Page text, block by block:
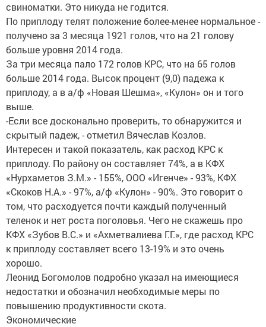
свиноматки. Это никуда не годится.
По приплоду телят положение более-менее нормальное -
получено за 3 месяца 1921 голов, что на 21 голову
больше уровня 2014 года.
За три месяца пало 172 голов КРС, что на 65 голов
больше 2014 года. Высок процент (9,0) падежа к
приплоду, а в а/ф «Новая Шешма», «Кулон» он и того
выше.
-Если все досконально проверить, то обнаружится и
скрытый падеж, - отметил Вячеслав Козлов.
Интересен и такой показатель, как расход КРС к
приплоду. По району он составляет 74%, а в КФХ
«Нурхаметов З.М.» - 155%, ООО «Игенче» - 93%, КФХ
«Скоков Н.А.» - 97%, а/ф «Кулон» - 90%. Это говорит о
том, что расходуется почти каждый полученный
теленок и нет роста поголовья. Чего не скажешь про
КФХ «Зубов В.С.» и «Ахметвалиева Г.Г.», где расход КРС
к приплоду составляет всего 13-19% и это очень
хорошо.
Леонид Богомолов подробно указал на имеющиеся
недостатки и обозначил необходимые меры по
повышению продуктивности скота.
Экономические